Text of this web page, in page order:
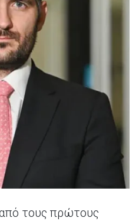
τους πρώτους